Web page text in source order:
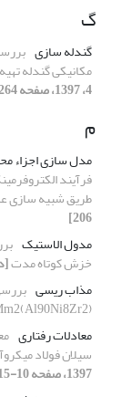
گ
گندله سازی
مکانیکی گندله
4، 1397، صفحه 264-274]
م
مدل سازی اجزاء
فرآیند
طریق شبیه سازی
206]
مدول الاستیک
خزش کوتاه مدت[دوره
مذاب ریسی
(Al90Ni8Zr2)98Mm2
معادلات رفتاری
سیلان فولاد
1397، صفحه 10-15]